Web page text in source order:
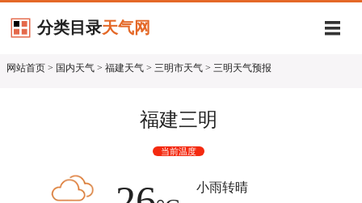
分类目录天气网
网站首页 > 国内天气 > 福建天气 > 三明市天气 > 三明天气预报
福建三明
当前温度
小雨转晴